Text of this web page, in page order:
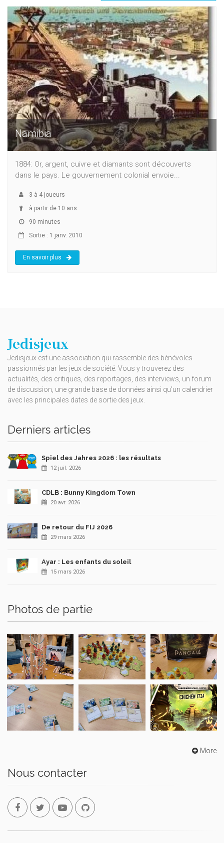
Namibia
1884: Or, argent, cuivre et diamants sont découverts
dans le pays. Le gouvernement colonial envoie...
3 à 4 joueurs
à partir de 10 ans
90 minutes
Sortie : 1 janv. 2010
En savoir plus
Jedisjeux
Jedisjeux est une association qui rassemble des bénévoles
passionnés par les jeux de société. Vous y trouverez des
actualités, des critiques, des reportages, des interviews, un forum
de discussion, une grande base de données ainsi qu’un calendrier
avec les principales dates de sortie des jeux.
Derniers articles
Spiel des Jahres 2026 : les résultats
12 juil. 2026
CDLB : Bunny Kingdom Town
20 avr. 2026
De retour du FIJ 2026
29 mars 2026
Ayar : Les enfants du soleil
15 mars 2026
Photos de partie
More
Nous contacter